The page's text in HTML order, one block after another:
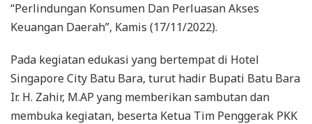
“Perlindungan Konsumen Dan Perluasan Akses
Keuangan Daerah”, Kamis (17/11/2022).
Pada kegiatan edukasi yang bertempat di Hotel
Singapore City Batu Bara, turut hadir Bupati Batu Bara
Ir. H. Zahir, M.AP yang memberikan sambutan dan
membuka kegiatan, beserta Ketua Tim Penggerak PKK